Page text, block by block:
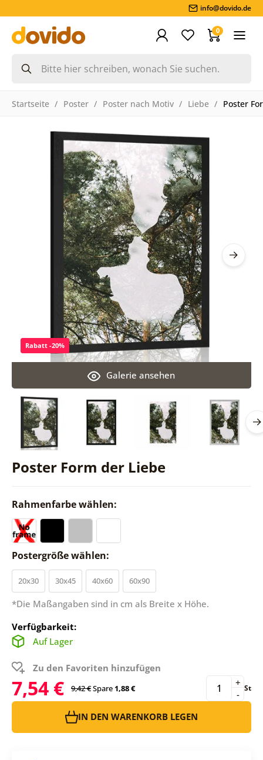
info@dovido.de
0
Startseite Poster Poster nach Motiv Liebe Poster
Poster Form der Liebe
Galerie ansehen
Rabatt -20%
Rahmenfarbe wählen:
Postergröße wählen:
20x30 30x45 40x60 60x90
*Die Maßangaben sind in cm als Breite x Höhe.
Verfügbarkeit:
Auf Lager
Zu den Favoriten hinzufügen
7,54 € 9,42 €Spare1,88 € -
+ St
IN DEN WARENKORB LEGEN